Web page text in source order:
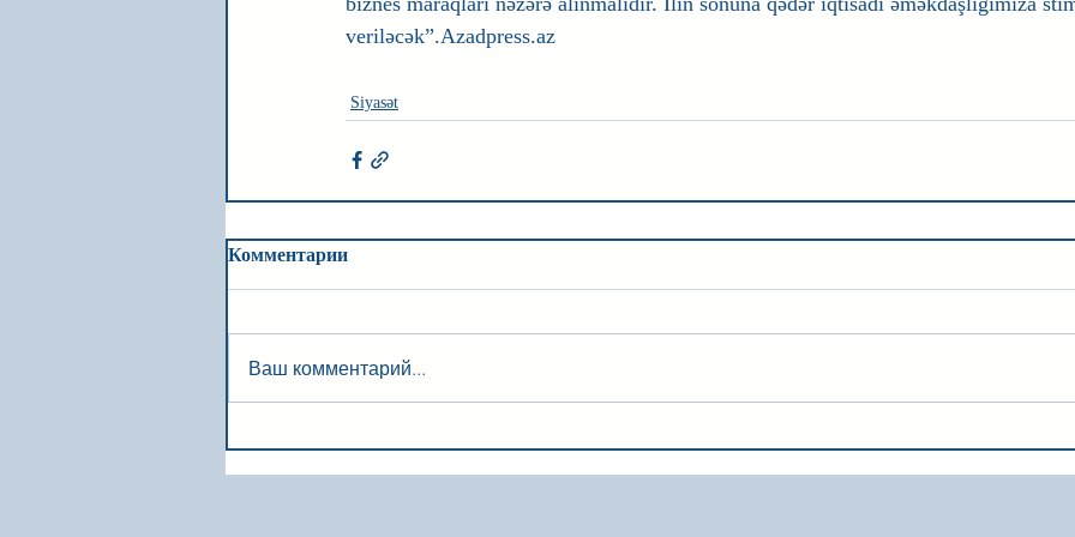
veriləcək”.Azadpress.az
Siyasət
Комментарии
Ваш комментарий...